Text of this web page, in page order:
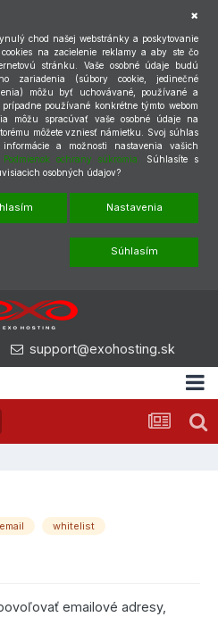
chod našej webstránky a poskytovanie
na zacielenie reklamy a aby ste čo
stránku. Vaše osobné údaje budú
zariadenia (súbory cookie, jedinečné
môžu byť uchovávané, používané a
používané konkrétne týmto webom
môžu spracúvať vaše osobné údaje na
môžete vzniesť námietku. Svoj súhlas
a možnosti nastavenia vašich
Podmienok ochrany súkromia.
Súhlasíte s
osobných údajov?
Nastavenia
Súhlasím
support@exohosting.sk
email whitelist
emailové adresy,